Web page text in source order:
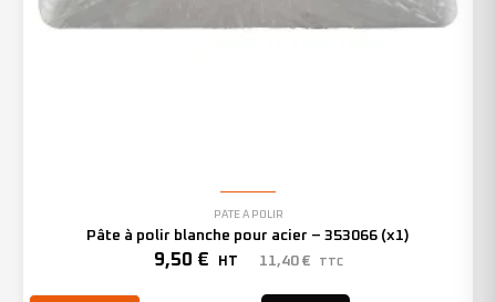
PÂTE À POLIR
Pâte à polir blanche pour acier – 353066 (x1)
9,50 € HT 11,40 € TTC